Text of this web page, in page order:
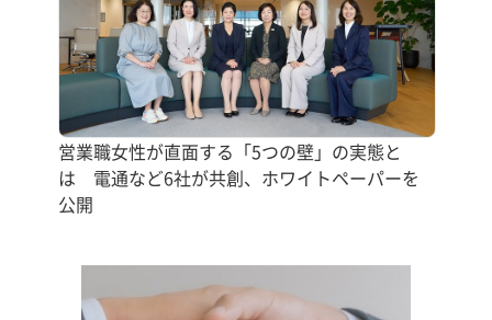
営業職女性が直面する「5つの壁」の実態と
は 電通など6社が共創、ホワイトペーパーを
公開